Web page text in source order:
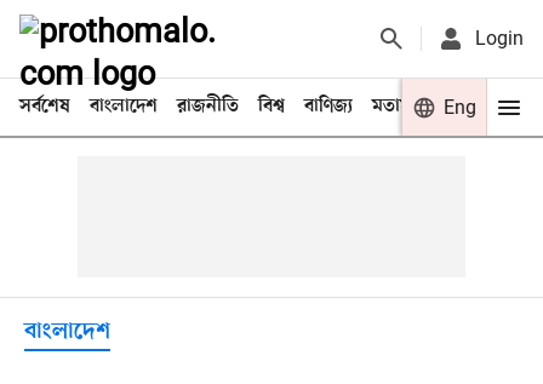
Login
সর্বশেষ বাংলাদেশ রাজনীতি বিশ্ব বাণিজ্য মতামত খেলা
Eng
বাংলাদেশ